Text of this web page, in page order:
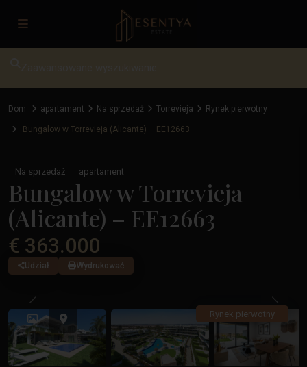
Dom apartament Na sprzedaż Torrevieja Rynek pierwotny
Bungalow w Torrevieja (Alicante) – EE12663
Na sprzedaż apartament
Bungalow w Torrevieja
(Alicante) – EE12663
€ 363.000
Udział Wydrukować
Rynek pierwotny
Poprzedni